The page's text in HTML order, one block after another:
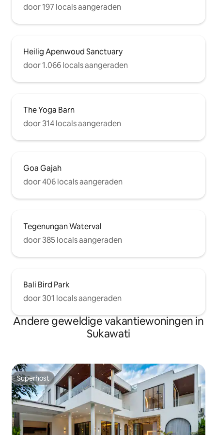
door 197 locals aangeraden
Heilig Apenwoud Sanctuary
door 1.066 locals aangeraden
The Yoga Barn
door 314 locals aangeraden
Goa Gajah
door 406 locals aangeraden
Tegenungan Waterval
door 385 locals aangeraden
Bali Bird Park
door 301 locals aangeraden
Andere geweldige vakantiewoningen in
Sukawati
Superhost
Superhost